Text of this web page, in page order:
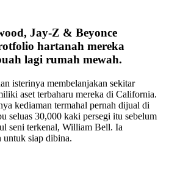
Jay-Z & Beyonce
hartanah mereka
lagi rumah mewah.
isterinya membelanjakan sekitar
aset terbaharu mereka di California.
kediaman termahal pernah dijual di
seluas 30,000 kaki persegi itu sebelum
seni terkenal, William Bell. Ia
untuk siap dibina.